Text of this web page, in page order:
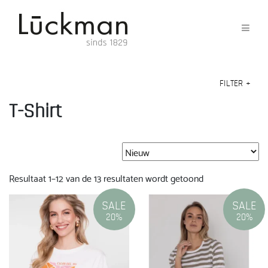
FILTER +
T-Shirt
Resultaat 1–12 van de 13 resultaten wordt getoondGesorteerd
op
nieuwste
SALE
20%
SALE
20%